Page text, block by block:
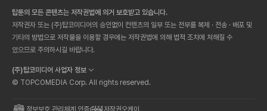
탑툰의 모든 콘텐츠는 저작권법에 의거 보호받고 있습니다.
저작권자 또는 (주)탑코미디어의 승인없이 컨텐츠의 일부 또는 전부를 복제 · 전송 · 배포 및
기타의 방법으로 저작물을 이용할 경우에는 저작권법에 의해 법적 조치에 처해질 수
있으므로 주의하시길 바랍니다.
(주)탑코미디어 사업자 정보
© TOPCOMEDIA Corp. All rights reserved.
정보보호 관리체계 인증 저작권오케이